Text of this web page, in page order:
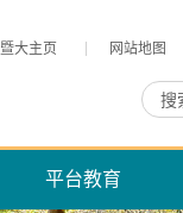
暨大主页 网站地图
平台教育